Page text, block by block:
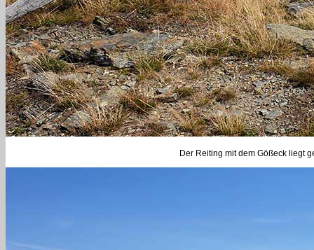
Der Reiting mit dem Gößeck liegt